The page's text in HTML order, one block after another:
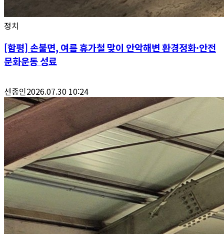
정치
[함평] 손불면, 여름 휴가철 맞이 안악해변 환경정화·안전
문화운동 성료
선종인2026.07.30 10:24